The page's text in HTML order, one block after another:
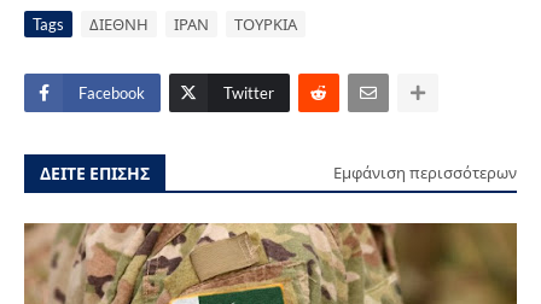
Tags ΔΙΕΘΝΗ ΙΡΑΝ ΤΟΥΡΚΙΑ
Facebook Twitter
ΔΕΙΤΕ ΕΠΙΣΗΣ Εμφάνιση περισσότερων